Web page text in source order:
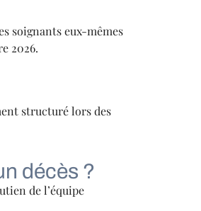
soignants eux-mêmes
2026.
structuré lors des
décès ?
de l’équipe